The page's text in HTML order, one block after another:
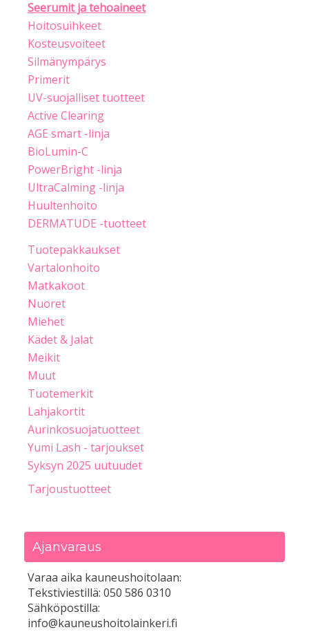
Seerumit ja tehoaineet
Hoitosuihkeet
Kosteusvoiteet
Silmänympärys
Primerit
UV-suojalliset tuotteet
Active Clearing
AGE smart -linja
BioLumin-C
PowerBright -linja
UltraCalming -linja
Huultenhoito
DERMATUDE -tuotteet
Tuotepakkaukset
Vartalonhoito
Matkakoot
Nuoret
Miehet
Kädet & Jalat
Meikit
Muut
Tuotemerkit
Lahjakortit
Aurinkosuojatuotteet
Yumi Lash - tarjoukset
Syksyn 2025 uutuudet
Tarjoustuotteet
Ajanvaraus
Varaa aika kauneushoitolaan:
Tekstiviestillä: 050 586 0310
Sähköpostilla:
info@kauneushoitolainkeri.fi